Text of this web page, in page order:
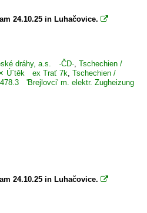
24.10.25 in Luhačovice. 
dráhy, a.s. ·ČD·, Tschechien /
Ú¨těk ex Trať 7k, Tschechien /
'Brejlovci' m. elektr. Zugheizung
24.10.25 in Luhačovice. 